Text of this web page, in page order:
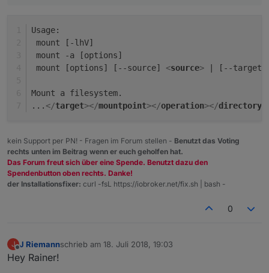
Usage:
mount [-lhV]
mount -a [options]
mount [options] [--source] <source> | [--
Mount a filesystem.
...</target></mountpoint></operation></directory
kein Support per PN! - Fragen im Forum stellen - Benutzt das Voting
rechts unten im Beitrag wenn er euch geholfen hat.
Das Forum freut sich über eine Spende. Benutzt dazu den
Spendenbutton oben rechts. Danke!
der Installationsfixer: curl -fsL https://iobroker.net/fix.sh | bash -
0
J
Offline
J Riemannschrieb am 18. Juli 2018, 19:03
zuletzt editiert von
Hey Rainer!